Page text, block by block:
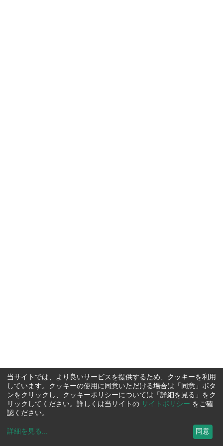
当サイトでは、より良いサービスを提供するため、クッキーを利用
しています。クッキーの使用に同意いただける場合は「同意」ボタ
ンをクリックし、クッキーポリシーについては「詳細を見る」をク
リックしてください。詳しくは当サイトの サイトポリシー をご確
認ください。
詳細を見る ... 同意